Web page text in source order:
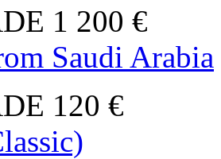
1 200 €
Saudi Arabia
120 €